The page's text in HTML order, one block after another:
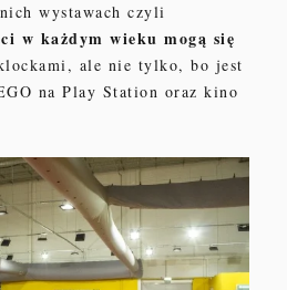
wystawach czyli
w każdym wieku mogą się
ale nie tylko, bo jest
na Play Station oraz kino